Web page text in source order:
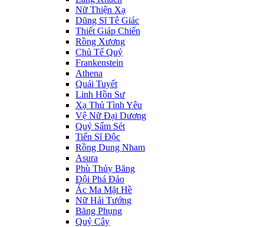
Nữ Thiện Xạ
Dũng Sĩ Tê Giác
Thiết Giáp Chiến
Rồng Xương
Chủ Tế Quỷ
Frankenstein
Athena
Quái Tuyết
Linh Hồn Sư
Xạ Thủ Tình Yêu
Vệ Nữ Đại Dương
Quỷ Sấm Sét
Tiến Sĩ Độc
Rồng Dung Nham
Asura
Phù Thủy Băng
Đội Phá Đảo
Ác Ma Mặt Hề
Nữ Hải Tướng
Băng Phụng
Quỷ Cây